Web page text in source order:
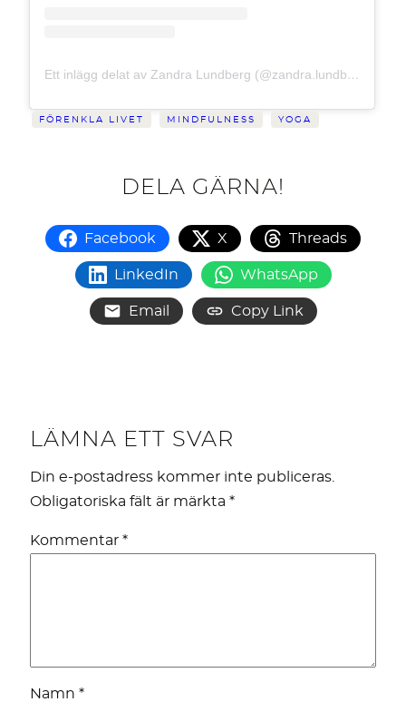
Ett inlägg delat av Zandra Lundberg (@zandra.lundberg)
FÖRENKLA LIVET MINDFULNESS YOGA
DELA GÄRNA!
Facebook X Threads
LinkedIn WhatsApp
Email Copy Link
LÄMNA ETT SVAR
Din e-postadress kommer inte publiceras.
Obligatoriska fält är märkta *
Kommentar *
Namn *